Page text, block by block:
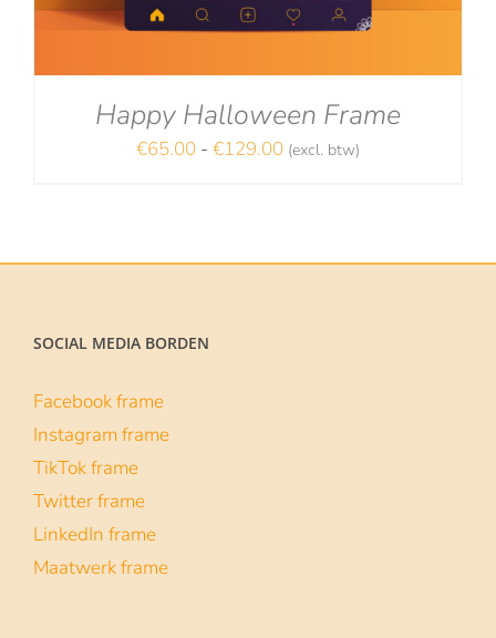
Happy Halloween Frame
€65.00 - €129.00Prijsklasse:
(excl. btw)
SOCIAL MEDIA BORDEN
Facebook frame
Instagram frame
TikTok frame
Twitter frame
LinkedIn frame
Maatwerk frame